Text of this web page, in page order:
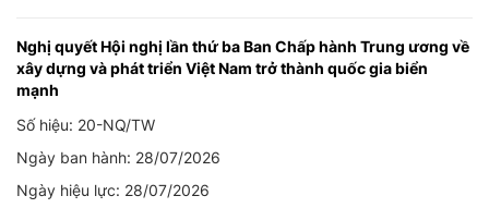
Nghị quyết Hội nghị lần thứ ba Ban Chấp hành Trung ương về
xây dựng và phát triển Việt Nam trở thành quốc gia biển
mạnh
Số hiệu: 20-NQ/TW
Ngày ban hành: 28/07/2026
Ngày hiệu lực: 28/07/2026